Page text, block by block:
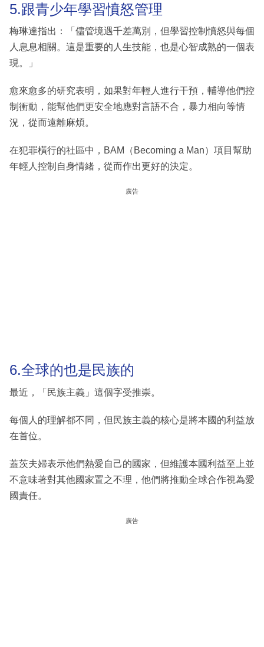
5.跟青少年學習憤怒管理
梅琳達指出：「儘管境遇千差萬別，但學習控制憤怒與每個
人息息相關。這是重要的人生技能，也是心智成熟的一個表
現。」
愈來愈多的研究表明，如果對年輕人進行干預，輔導他們控
制衝動，能幫他們更安全地應對言語不合，暴力相向等情
況，從而遠離麻煩。
在犯罪橫行的社區中，BAM（Becoming a Man）項目幫助
年輕人控制自身情緒，從而作出更好的決定。
廣告
6.全球的也是民族的
最近，「民族主義」這個字受推崇。
每個人的理解都不同，但民族主義的核心是將本國的利益放
在首位。
蓋茨夫婦表示他們熱愛自己的國家，但維護本國利益至上並
不意味著對其他國家置之不理，他們將推動全球合作視為愛
國責任。
廣告